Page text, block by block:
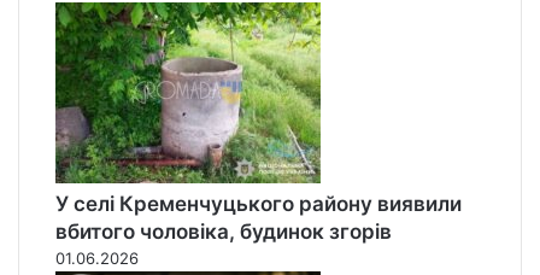
т
и
п
д
з
а
с
т
а
в
У селі Кременчуцького району виявили
вбитого чоловіка, будинок згорів
01.06.2026